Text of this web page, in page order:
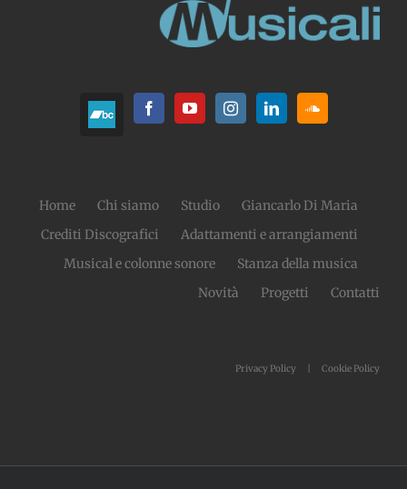
Home Chi siamo Studio
Giancarlo Di Maria
Crediti Discografici
Adattamenti e arrangiamenti
Musical e colonne sonore
Stanza della musica
Novità
Progetti Contatti
Privacy Policy Cookie Policy